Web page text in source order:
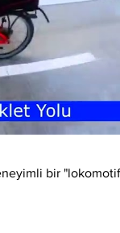
bir